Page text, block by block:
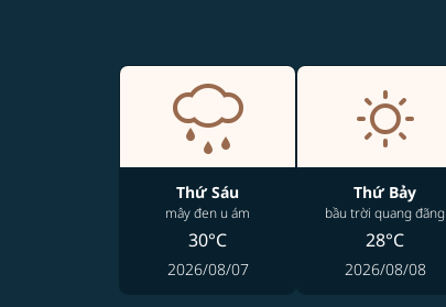
Thứ Sáu
mây đen u ám
30°C
2026/08/07
Thứ Bảy
bầu trời quang đãng
28°C
2026/08/08